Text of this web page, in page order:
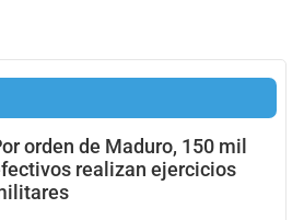
orden de Maduro, 150 mil
realizan ejercicios